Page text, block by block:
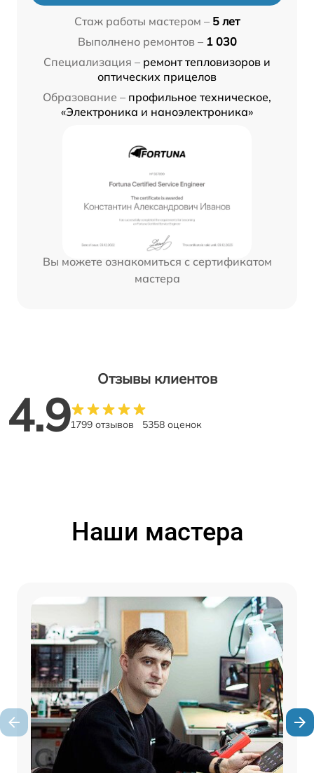
Стаж работы мастером – 5 лет
Выполнено ремонтов – 1 030
Специализация – ремонт тепловизоров и
оптических прицелов
Образование – профильное техническое,
«Электроника и наноэлектроника»
Вы можете ознакомиться с сертификатом
мастера
Отзывы клиентов
4.91799 отзывов 5358 оценок
Наши мастера